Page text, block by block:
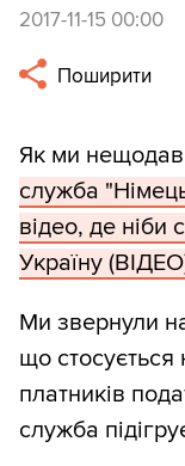
2017-11-15 00:00
Поширити
Як ми
служба
відео, де ніби
Україну
Ми звернули
що
платників
служба